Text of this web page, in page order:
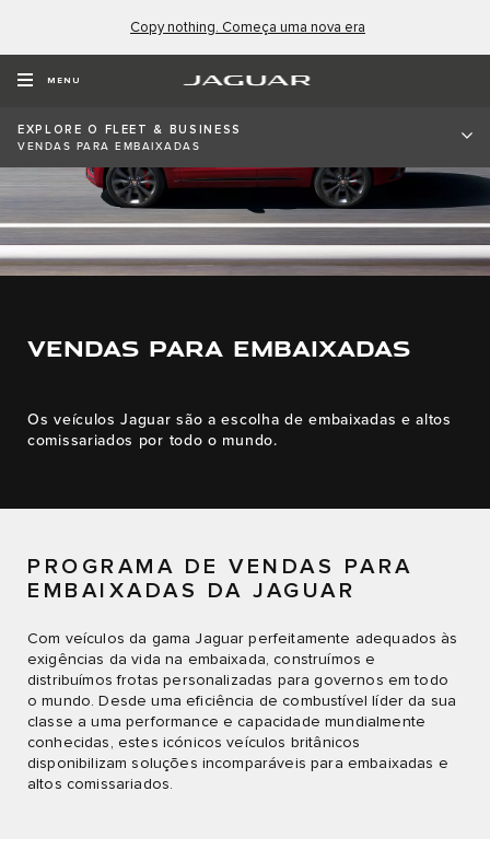
Copy nothing. Começa uma nova era
MENU
EXPLORE O FLEET & BUSINESS
VENDAS PARA EMBAIXADAS
VENDAS PARA EMBAIXADAS
Os veículos Jaguar são a escolha de embaixadas e altos
comissariados por todo o mundo.
PROGRAMA DE VENDAS PARA
EMBAIXADAS DA JAGUAR
Com veículos da gama Jaguar perfeitamente adequados às
exigências da vida na embaixada, construímos e
distribuímos frotas personalizadas para governos em todo
o mundo. Desde uma eficiência de combustível líder da sua
classe a uma performance e capacidade mundialmente
conhecidas, estes icónicos veículos britânicos
disponibilizam soluções incomparáveis para embaixadas e
altos comissariados.